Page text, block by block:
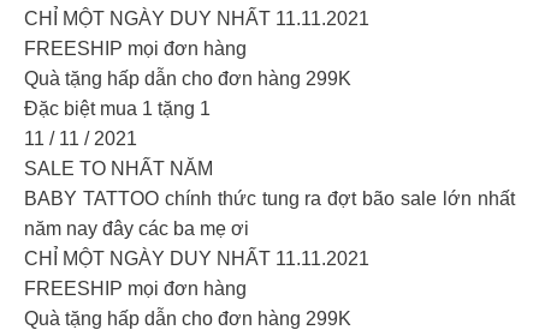
CHỈ MỘT NGÀY DUY NHẤT 11.11.2021
FREESHIP mọi đơn hàng
Quà tặng hấp dẫn cho đơn hàng 299K
Đặc biệt mua 1 tặng 1
11 / 11 / 2021
SALE TO NHẤT NĂM
BABY TATTOO chính thức tung ra đợt bão sale lớn nhất
năm nay đây các ba mẹ ơi
CHỈ MỘT NGÀY DUY NHẤT 11.11.2021
FREESHIP mọi đơn hàng
Quà tặng hấp dẫn cho đơn hàng 299K